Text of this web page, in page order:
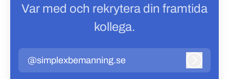
Var med och rekrytera din framtida
kollega.
@simplexbemanning.se